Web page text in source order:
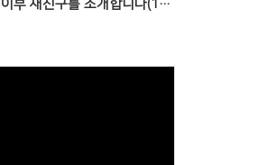
2026년 어린이부 새친구를 소개합니다(1~3월)